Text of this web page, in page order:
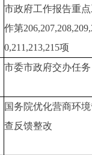
市政府工作报告重
作第
0,211,213,215项
市委市政府交办任务
国务院优化营商环
查反馈整改